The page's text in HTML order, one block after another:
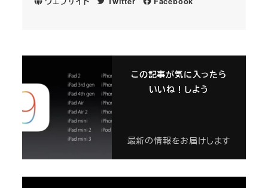
この記事が気に入ったら
いいね！しよう
最新の情報をお届けします